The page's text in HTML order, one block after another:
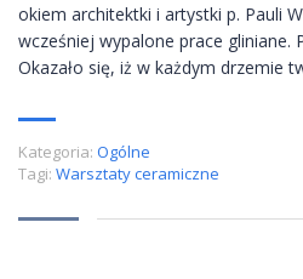
okiem architektki i artystki p. Pauli
wcześniej wypalone prace gliniane.
Okazało się, iż w każdym drzemie
Kategoria: Ogólne
Tagi: Warsztaty ceramiczne